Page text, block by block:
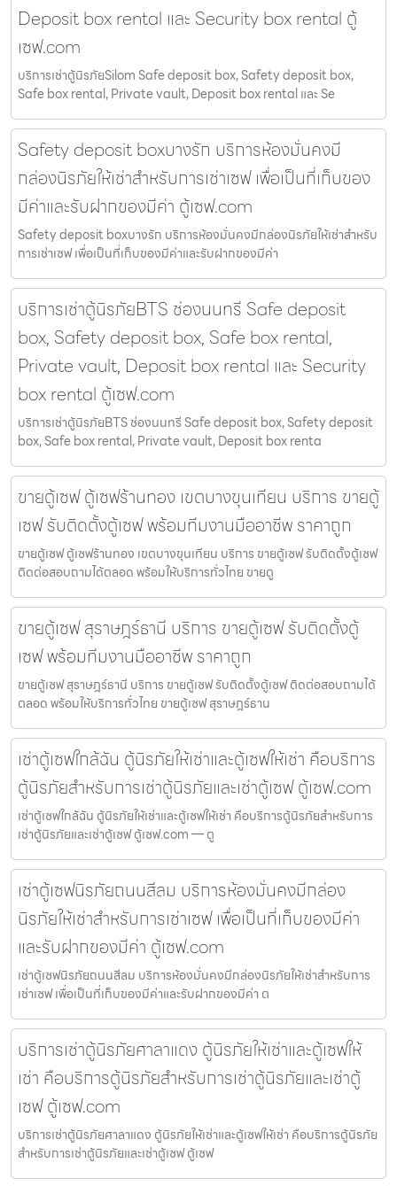
Deposit box rental และ Security box rental ตู้
เซฟ.com
บริการเช่าตู้นิรภัยSilom Safe deposit box, Safety deposit box,
Safe box rental, Private vault, Deposit box rental และ Se
Safety deposit boxบางรัก บริการห้องมั่นคงมี
กล่องนิรภัยให้เช่าสำหรับการเช่าเซฟ เพื่อเป็นที่เก็บของ
มีค่าและรับฝากของมีค่า ตู้เซฟ.com
Safety deposit boxบางรัก บริการห้องมั่นคงมีกล่องนิรภัยให้เช่าสำหรับ
การเช่าเซฟ เพื่อเป็นที่เก็บของมีค่าและรับฝากของมีค่า
บริการเช่าตู้นิรภัยBTS ช่องนนทรี Safe deposit
box, Safety deposit box, Safe box rental,
Private vault, Deposit box rental และ Security
box rental ตู้เซฟ.com
บริการเช่าตู้นิรภัยBTS ช่องนนทรี Safe deposit box, Safety deposit
box, Safe box rental, Private vault, Deposit box renta
ขายตู้เซฟ ตู้เซฟร้านทอง เขตบางขุนเทียน บริการ ขายตู้
เซฟ รับติดตั้งตู้เซฟ พร้อมทีมงานมืออาชีพ ราคาถูก
ขายตู้เซฟ ตู้เซฟร้านทอง เขตบางขุนเทียน บริการ ขายตู้เซฟ รับติดตั้งตู้เซฟ
ติดต่อสอบถามได้ตลอด พร้อมให้บริการทั่วไทย ขายตู
ขายตู้เซฟ สุราษฎร์ธานี บริการ ขายตู้เซฟ รับติดตั้งตู้
เซฟ พร้อมทีมงานมืออาชีพ ราคาถูก
ขายตู้เซฟ สุราษฎร์ธานี บริการ ขายตู้เซฟ รับติดตั้งตู้เซฟ ติดต่อสอบถามได้
ตลอด พร้อมให้บริการทั่วไทย ขายตู้เซฟ สุราษฎร์ธาน
เช่าตู้เซฟใกล้ฉัน ตู้นิรภัยให้เช่าและตู้เซฟให้เช่า คือบริการ
ตู้นิรภัยสำหรับการเช่าตู้นิรภัยและเช่าตู้เซฟ ตู้เซฟ.com
เช่าตู้เซฟใกล้ฉัน ตู้นิรภัยให้เช่าและตู้เซฟให้เช่า คือบริการตู้นิรภัยสำหรับการ
เช่าตู้นิรภัยและเช่าตู้เซฟ ตู้เซฟ.com — ตู
เช่าตู้เซฟนิรภัยถนนสีลม บริการห้องมั่นคงมีกล่อง
นิรภัยให้เช่าสำหรับการเช่าเซฟ เพื่อเป็นที่เก็บของมีค่า
และรับฝากของมีค่า ตู้เซฟ.com
เช่าตู้เซฟนิรภัยถนนสีลม บริการห้องมั่นคงมีกล่องนิรภัยให้เช่าสำหรับการ
เช่าเซฟ เพื่อเป็นที่เก็บของมีค่าและรับฝากของมีค่า ต
บริการเช่าตู้นิรภัยศาลาแดง ตู้นิรภัยให้เช่าและตู้เซฟให้
เช่า คือบริการตู้นิรภัยสำหรับการเช่าตู้นิรภัยและเช่าตู้
เซฟ ตู้เซฟ.com
บริการเช่าตู้นิรภัยศาลาแดง ตู้นิรภัยให้เช่าและตู้เซฟให้เช่า คือบริการตู้นิรภัย
สำหรับการเช่าตู้นิรภัยและเช่าตู้เซฟ ตู้เซฟ